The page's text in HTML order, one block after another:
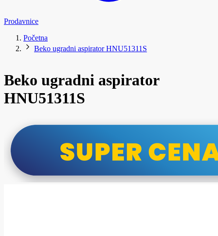
Prodavnice
Početna
Beko ugradni aspirator HNU51311S
Beko ugradni aspirator
HNU51311S